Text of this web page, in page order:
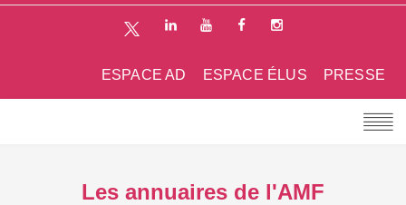
PRESSE
ESPACE ÉLUS
ESPACE AD
Les annuaires de l'AMF